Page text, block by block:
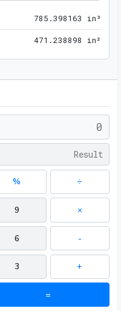
785 .398163 in³
471 .238898 in²
% ÷
9 ×
6 -
3 +
=